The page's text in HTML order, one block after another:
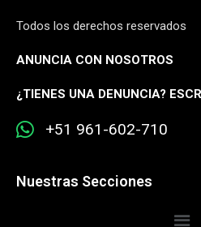
Todos los derechos reservados
ANUNCIA CON NOSOTROS
¿TIENES UNA DENUNCIA?
+51 961-602-710
Nuestras Secciones